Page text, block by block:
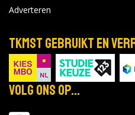
Adverteren
TKMST gebruikt en
Volg ons op...